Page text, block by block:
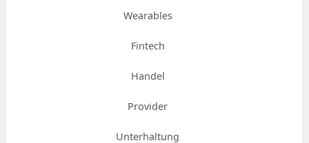
Wearables
Fintech
Handel
Provider
Unterhaltung